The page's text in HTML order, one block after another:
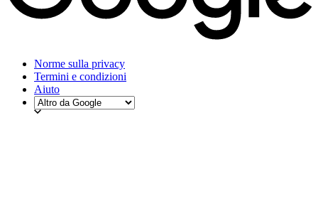
Norme sulla privacy
Termini e condizioni
Aiuto